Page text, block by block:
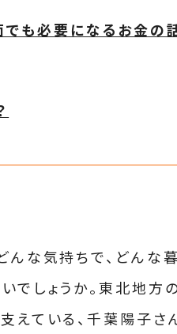
も必要になるお金の
な気持ちで、どんな
でしょうか。東北地方
えている、千葉陽子さ